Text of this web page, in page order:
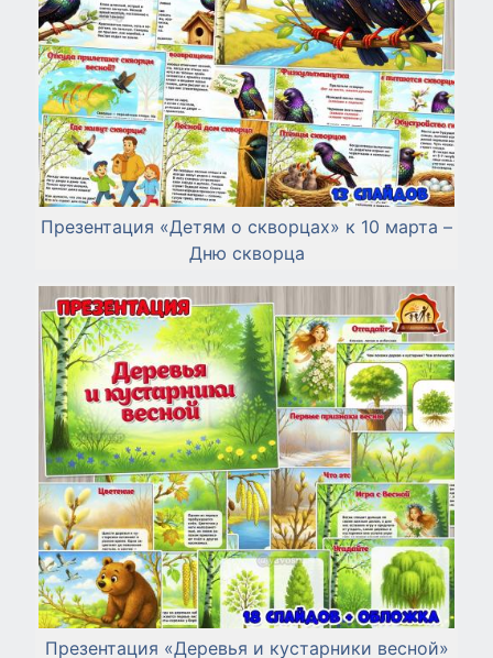
Презентация «Детям о скворцах» к 10 марта –
Дню скворца
Презентация «Деревья и кустарники весной»